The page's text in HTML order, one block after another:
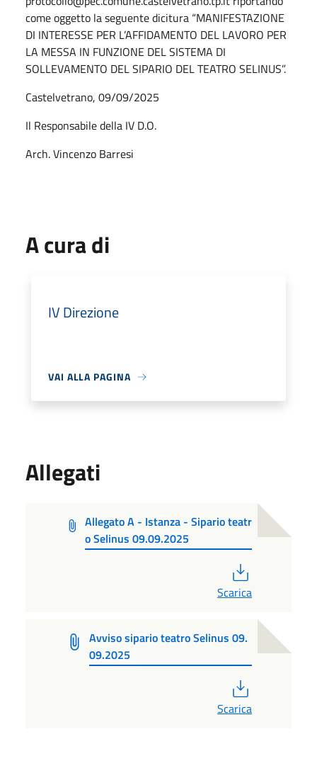
come oggetto la seguente dicitura “MANIFESTAZIONE
DI INTERESSE PER L’AFFIDAMENTO DEL LAVORO PER
LA MESSA IN FUNZIONE DEL SISTEMA DI
SOLLEVAMENTO DEL SIPARIO DEL TEATRO SELINUS”.
Castelvetrano, 09/09/2025
Il Responsabile della IV D.O.
Arch. Vincenzo Barresi
A cura di
IV Direzione
VAI ALLA PAGINA
Allegati
Allegato A - Istanza - Sipario teatr
o Selinus 09.09.2025
Scarica
Avviso sipario teatro Selinus 09.
09.2025
Scarica